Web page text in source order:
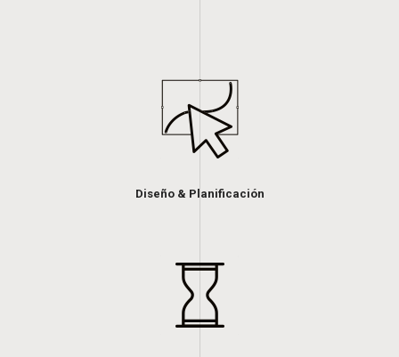
Diseño & Planificación